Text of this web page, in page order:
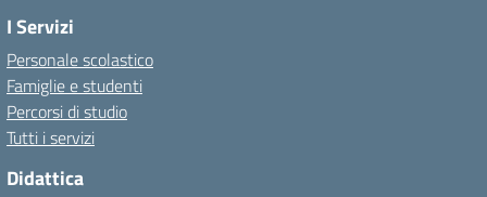
I Servizi
Personale scolastico
Famiglie e studenti
Percorsi di studio
Tutti i servizi
Didattica